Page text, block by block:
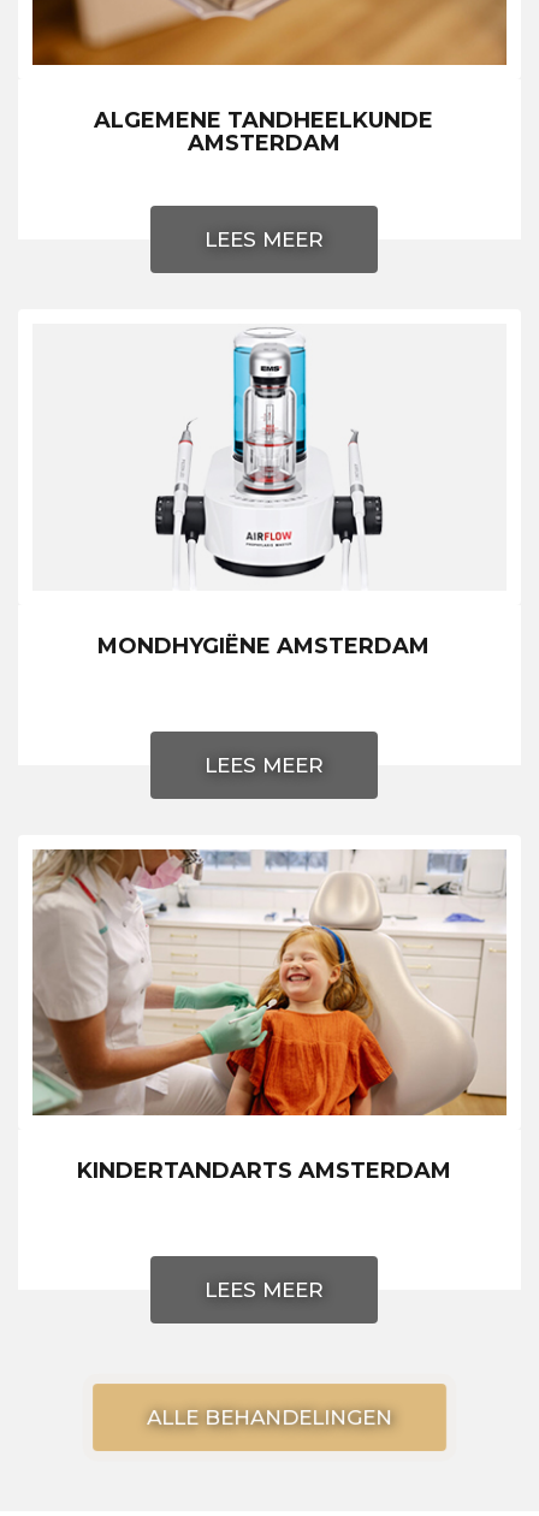
ALGEMENE TANDHEELKUNDE
AMSTERDAM
LEES MEER
MONDHYGIËNE AMSTERDAM
LEES MEER
KINDERTANDARTS AMSTERDAM
LEES MEER
ALLE BEHANDELINGEN